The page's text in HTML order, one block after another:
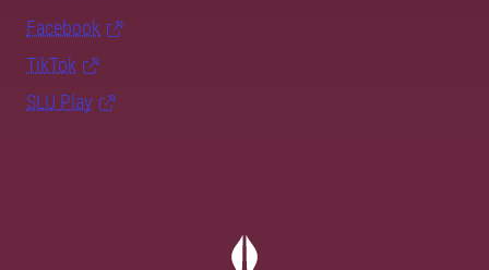
Facebook
TikTok
SLU Play